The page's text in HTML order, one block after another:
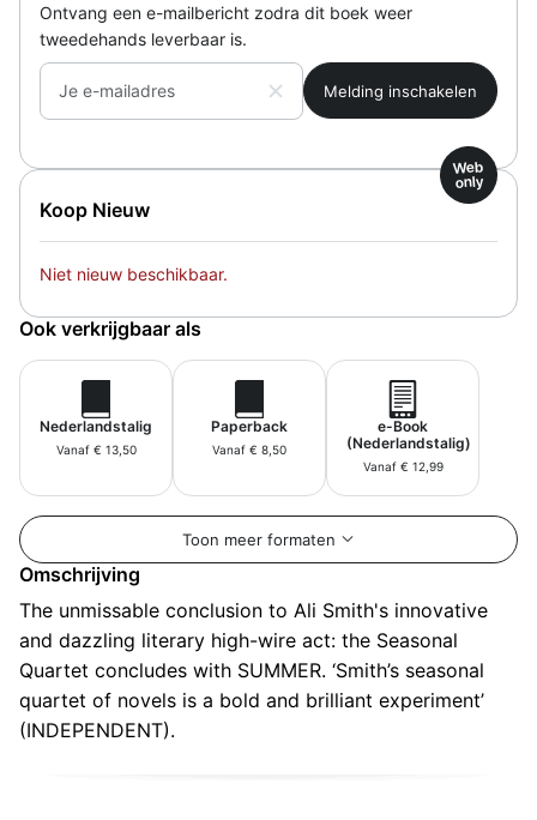
Ontvang een e-mailbericht zodra dit boek weer
tweedehands leverbaar is.
Je e-mailadres
Koop Nieuw
Web
only
Niet nieuw beschikbaar.
Ook verkrijgbaar als
Nederlandstalig
Vanaf € 13,50
Paperback
Vanaf € 8,50
e-Book
(Nederlandstalig)
Vanaf € 12,99
Toon meer formaten
Omschrijving
The unmissable conclusion to Ali Smith's innovative
and dazzling literary high-wire act: the Seasonal
Quartet concludes with SUMMER. ‘Smith’s seasonal
quartet of novels is a bold and brilliant experiment’
(INDEPENDENT).